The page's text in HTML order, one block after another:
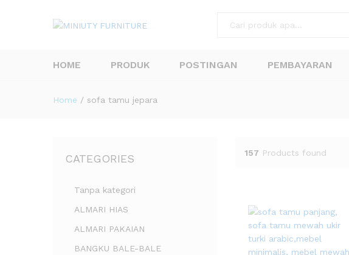
HOME PRODUK POSTINGAN PEMBAYARAN
Home / sofa tamu jepara
157 Products found
CATEGORIES
Tanpa kategori
ALMARI HIAS
ALMARI PAKAIAN
BANGKU BALE-BALE